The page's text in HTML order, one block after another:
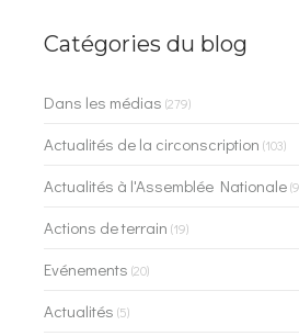
Catégories du blog
Dans les médias (279)
Actualités de la circonscription (103)
Actualités à l'Assemblée Nationale
Actions de terrain (19)
Evénements (20)
Actualités (5)